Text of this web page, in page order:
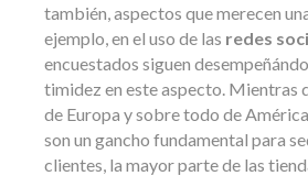
también, aspectos que merecen
ejemplo, en el uso de las redes
encuestados siguen
timidez en este aspecto. Mientras
de Europa y sobre todo de
son un gancho fundamental para
clientes, la mayor parte de las